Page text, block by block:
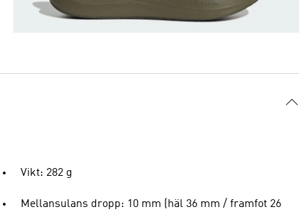
Vikt: 282 g
Mellansulans dropp: 10 mm (häl 36 mm / framfot 26